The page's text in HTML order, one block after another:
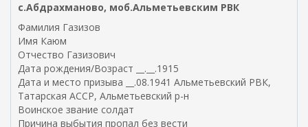
н
я
я
с
с
с.Абдрахманово, моб.Альметьевским РВК
Фамилия Газизов
Имя Каюм
Отчество Газизович
Дата рождения/Возраст __.__.1915
Дата и место призыва __.08.1941 Альметьевский РВК,
Татарская АССР, Альметьевский р-н
Воинское звание солдат
Причина выбытия пропал без вести